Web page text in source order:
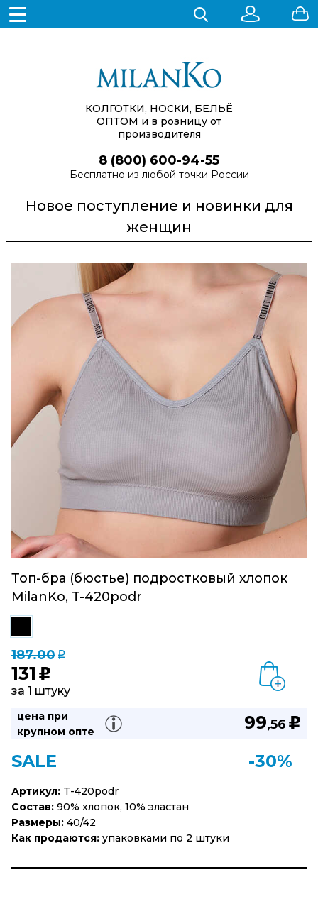
КОЛГОТКИ, НОСКИ, БЕЛЬЁ
ОПТОМ и в розницу от
производителя
8 (800) 600-94-55
Бесплатно из любой точки России
Новое поступление и новинки для
женщин
Топ-бра (бюстье) подростковый хлопок
MilanKo, T-420podr
187.00q
131 u
за 1 штуку
цена при
крупном опте
99,56 u
SALE -30%
Артикул: T-420podr
Состав: 90% хлопок, 10% эластан
Размеры: 40/42
Как продаются: упаковками по 2 штуки